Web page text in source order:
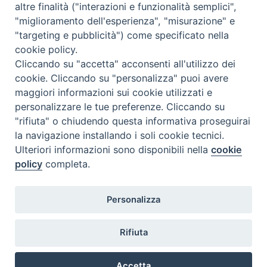
Le lezioni a distanza si svolgeranno negli stessi orari previsti
con l’utilizzo della piattaforma Cisco Webex
A tutte le lezioni, sia in presenza che a distanza, il docente
segnerà le presenze per il computo delle frequenze.
Esami Corso di ebraico
via Dominioni, 4 - 28100 Novara
© Istituto Superiore di Scienze Religiose di Novara,
altre finalità ("interazioni e funzionalità semplici",
"miglioramento dell'esperienza", "misurazione" e
"targeting e pubblicità") come specificato nella
cookie policy.
Cliccando su "accetta" acconsenti all'utilizzo dei
cookie. Cliccando su "personalizza" puoi avere
maggiori informazioni sui cookie utilizzati e
personalizzare le tue preferenze. Cliccando su
"rifiuta" o chiudendo questa informativa proseguirai
la navigazione installando i soli cookie tecnici.
Ulteriori informazioni sono disponibili nellacookie
policy completa.
Personalizza
Rifiuta